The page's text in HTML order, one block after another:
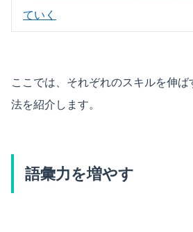
ていく
ここでは、それぞれのスキルを伸
法を紹介します。
語彙力を増やす